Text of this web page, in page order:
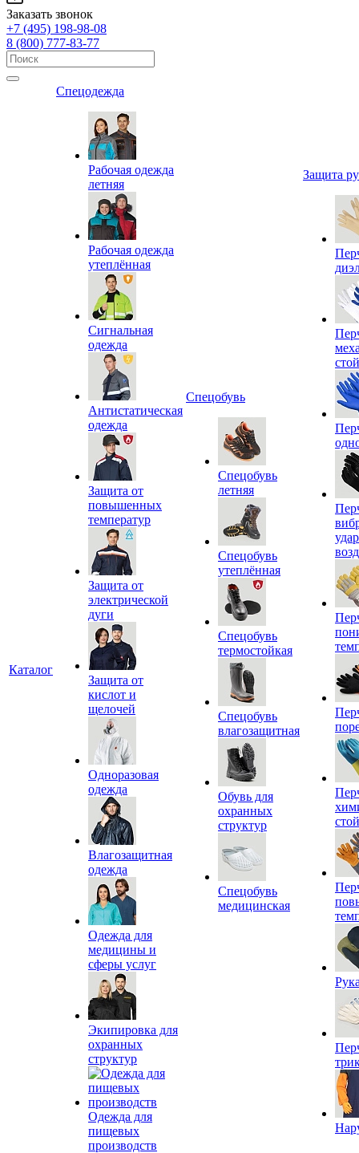
Заказать звонок
+7 (495) 198-98-08
8 (800) 777-83-77
Каталог
Спецодежда
Рабочая одежда
летняя
Рабочая одежда
утеплённая
Сигнальная
одежда
Антистатическая
одежда
Защита от
повышенных
температур
Защита от
электрической
дуги
Защита от
кислот и
щелочей
Одноразовая
одежда
Влагозащитная
одежда
Одежда для
медицины и
сферы услуг
Экипировка для
охранных
структур
Одежда для
пищевых
производств
Спецобувь
Спецобувь
летняя
Спецобувь
утеплённая
Спецобувь
термостойкая
Спецобувь
влагозащитная
Обувь для
охранных
структур
Спецобувь
медицинская
Защита